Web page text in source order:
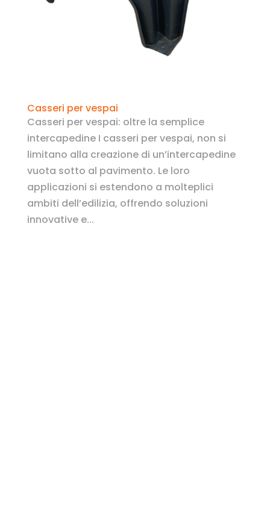
Casseri per vespai
Casseri per vespai: oltre la semplice
intercapedine I casseri per vespai, non si
limitano alla creazione di un’intercapedine
vuota sotto al pavimento. Le loro
applicazioni si estendono a molteplici
ambiti dell’edilizia, offrendo soluzioni
innovative e...